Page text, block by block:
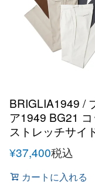
BRIGLIA1949 /
ア1949 BG21
ストレッチサイ
ャスター1プリー
ーパードパンツ
¥37,400税込
カートに入れる